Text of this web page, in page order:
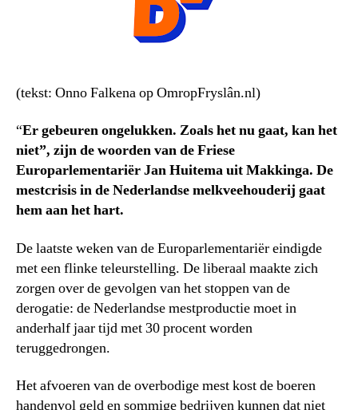
(tekst: Onno Falkena op OmropFryslân.nl)
“Er gebeuren ongelukken. Zoals het nu gaat, kan het
niet”, zijn de woorden van de Friese
Europarlementariër Jan Huitema uit Makkinga. De
mestcrisis in de Nederlandse melkveehouderij gaat
hem aan het hart.
De laatste weken van de Europarlementariër eindigde
met een flinke teleurstelling. De liberaal maakte zich
zorgen over de gevolgen van het stoppen van de
derogatie: de Nederlandse mestproductie moet in
anderhalf jaar tijd met 30 procent worden
teruggedrongen.
Het afvoeren van de overbodige mest kost de boeren
handenvol geld en sommige bedrijven kunnen dat niet